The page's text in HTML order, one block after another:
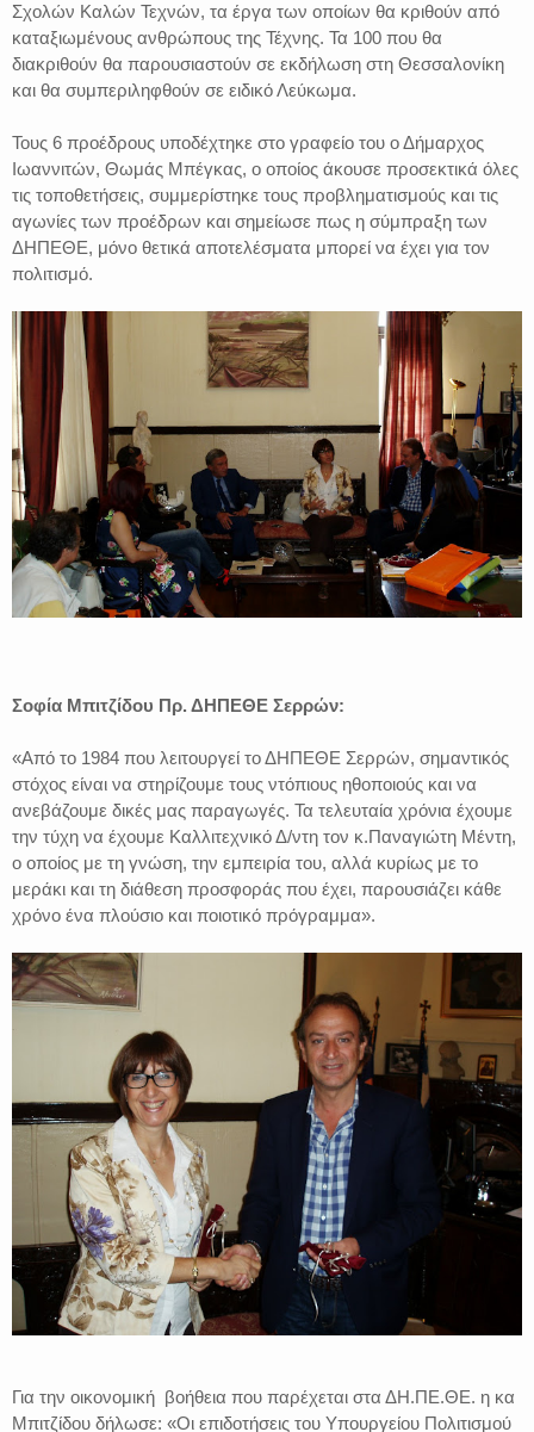
Σχολών Καλών Τεχνών, τα έργα των οποίων θα κριθούν από
καταξιωμένους ανθρώπους της Τέχνης. Τα 100 που θα
διακριθούν θα παρουσιαστούν σε εκδήλωση στη Θεσσαλονίκη
και θα συμπεριληφθούν σε ειδικό Λεύκωμα.
Τους 6 προέδρους υποδέχτηκε στο γραφείο του ο Δήμαρχος
Ιωαννιτών, Θωμάς Μπέγκας, ο οποίος άκουσε προσεκτικά όλες
τις τοποθετήσεις, συμμερίστηκε τους προβληματισμούς και τις
αγωνίες των προέδρων και σημείωσε πως η σύμπραξη των
ΔΗΠΕΘΕ, μόνο θετικά αποτελέσματα μπορεί να έχει για τον
πολιτισμό.
Σοφία Μπιτζίδου Πρ. ΔΗΠΕΘΕ Σερρών:
«Από το 1984 που λειτουργεί το ΔΗΠΕΘΕ Σερρών, σημαντικός
στόχος είναι να στηρίζουμε τους ντόπιους ηθοποιούς και να
ανεβάζουμε δικές μας παραγωγές. Τα τελευταία χρόνια έχουμε
την τύχη να έχουμε Καλλιτεχνικό Δ/ντη τον κ.Παναγιώτη Μέντη,
ο οποίος με τη γνώση, την εμπειρία του, αλλά κυρίως με το
μεράκι και τη διάθεση προσφοράς που έχει, παρουσιάζει κάθε
χρόνο ένα πλούσιο και ποιοτικό πρόγραμμα».
Για την οικονομική βοήθεια που παρέχεται στα ΔΗ.ΠΕ.ΘΕ. η κα
Μπιτζίδου δήλωσε: «Οι επιδοτήσεις του Υπουργείου Πολιτισμού